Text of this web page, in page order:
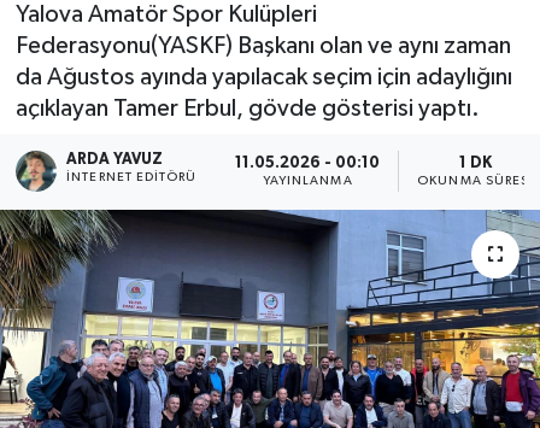
Yalova Amatör Spor Kulüpleri
Federasyonu(YASKF) Başkanı olan ve aynı zaman
da Ağustos ayında yapılacak seçim için adaylığını
açıklayan Tamer Erbul, gövde gösterisi yaptı.
ARDA YAVUZ
İNTERNET EDITÖRÜ
11.05.2026 - 00:10
YAYINLANMA
1 DK
OKUNMA SÜRESI
SPOR
ULUSAL
İLÇELERİMİZ
RESMİ İLAN
Haber Arşivi